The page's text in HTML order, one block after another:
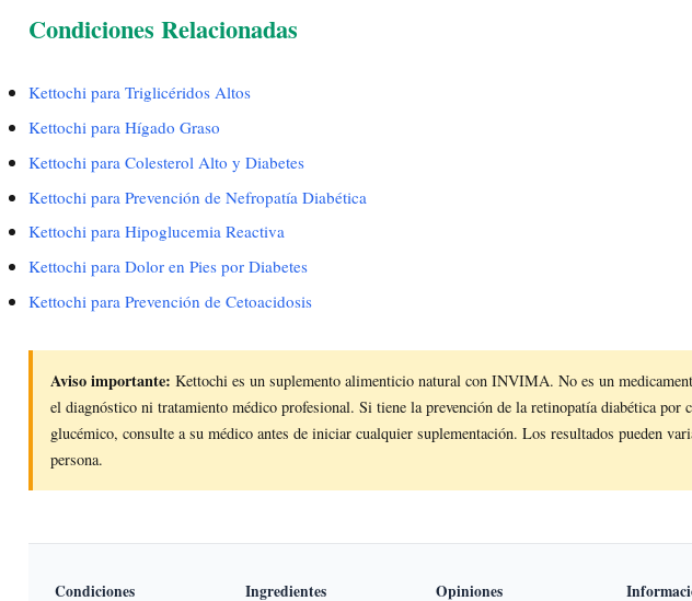
Condiciones Relacionadas
Kettochi para Triglicéridos Altos
Kettochi para Hígado Graso
Kettochi para Colesterol Alto y Diabetes
Kettochi para Prevención de Nefropatía Diabética
Kettochi para Hipoglucemia Reactiva
Kettochi para Dolor en Pies por Diabetes
Kettochi para Prevención de Cetoacidosis
Aviso importante: Kettochi es un suplemento alimenticio natural con INVIMA. No es un
el diagnóstico ni tratamiento médico profesional. Si tiene la prevención de la retinopatía diabética por
glucémico, consulte a su médico antes de iniciar cualquier suplementación. Los resultados pueden
persona.
Condiciones Ingredientes Opiniones